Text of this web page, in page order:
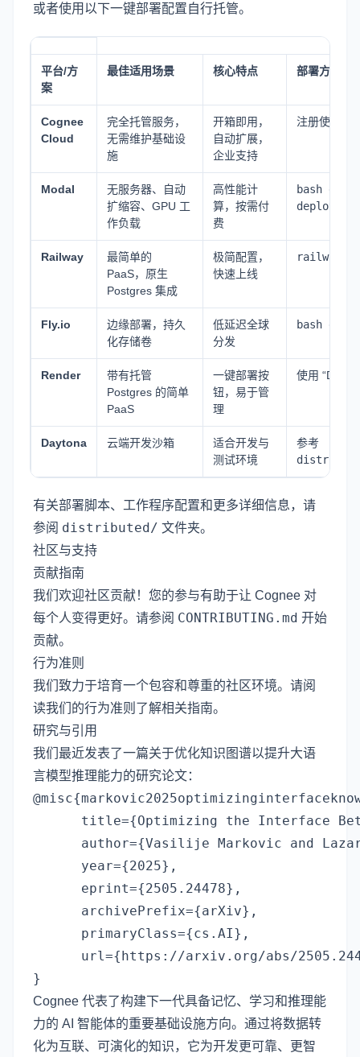
或者使用以下一键部署配置自行托管。
平台/方
案
最佳适用场景 核心特点 部署方式
Cognee
Cloud
完全托管服务，
无需维护基础设
施
开箱即用，
自动扩展，
企业支持
注册使用
Modal
无服务器、自动
扩缩容、GPU 工
作负载
高性能计
算，按需付
费
bash
deploy.sh
Railway
最简单的
PaaS，原生
Postgres 集成
极简配置，
快速上线
railway
Fly.io
边缘部署，持久
化存储卷
低延迟全球
分发
bash
Render
带有托管
Postgres 的简单
PaaS
一键部署按
钮，易于管
理
使用
Daytona 云端开发沙箱
适合开发与
测试环境
参考
有关部署脚本、工作程序配置和更多详细信息，请
参阅 distributed/ 文件夹。
社区与支持
贡献指南
我们欢迎社区贡献！您的参与有助于让 Cognee 对
每个人变得更好。请参阅 CONTRIBUTING.md 开始
贡献。
行为准则
我们致力于培育一个包容和尊重的社区环境。请阅
读我们的行为准则 了解相关指南。
研究与引用
我们最近发表了一篇关于优化知识图谱以提升大语
言模型推理能力的研究论文：
title={Optimizing the Interface
author={Vasilije Markovic and
      year={2025},
      eprint={2505.24478},
      archivePrefix={arXiv},
      primaryClass={cs.AI},
url={https://arxiv.org/abs/
Cognee 代表了构建下一代具备记忆、学习和推理能
力的 AI 智能体的重要基础设施方向。通过将数据转
化为互联、可演化的知识，它为开发更可靠、更智